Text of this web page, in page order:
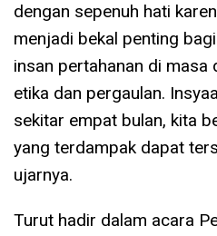
dengan sepenuh hati
menjadi bekal penting
insan pertahanan di masa
etika dan pergaulan.
sekitar empat bulan, kita
yang terdampak dapat
ujarnya.
Turut hadir dalam acara